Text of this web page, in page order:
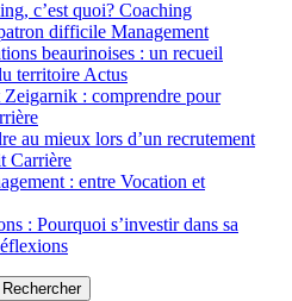
c’est quoi? Coaching
difficile Management
beaurinoises : un recueil
territoire Actus
Zeigarnik : comprendre pour
au mieux lors d’un recrutement
Carrière
: entre Vocation et
: Pourquoi s’investir dans sa